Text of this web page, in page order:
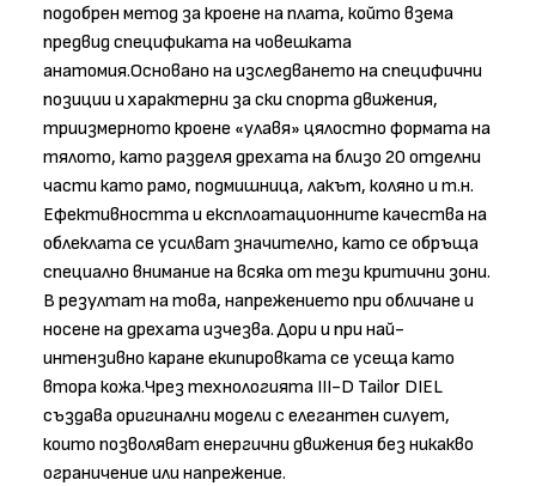
подобрен метод за кроене на плата, който взема
предвид спецификата на човешката
анатомия.Основано на изследването на специфични
позиции и характерни за ски спорта движения,
триизмерното кроене «улавя» цялостно формата на
тялото, като разделя дрехата на близо 20 отделни
части като рамо, подмишница, лакът, коляно и т.н.
Ефективността и експлоатационните качества на
облеклата се усилват значително, като се обръща
специално внимание на всяка от тези критични зони.
В резултат на това, напрежението при обличане и
носене на дрехата изчезва. Дори и при най-
интензивно каране екипировката се усеща като
втора кожа.Чрез технологията III-D Tailor DIEL
създава оригинални модели с елегантен силует,
които позволяват енергични движения без никакво
ограничение или напрежение.